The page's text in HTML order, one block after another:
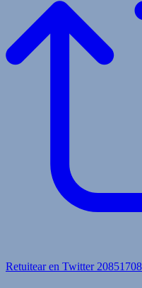
Retuitear en Twitter